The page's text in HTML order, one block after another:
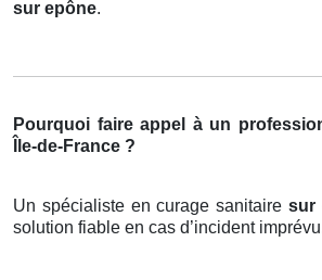
sur epône.
Pourquoi faire appel à un
Île-de-France ?
Un spécialiste en curage sanitaire sur
solution fiable en cas d’incident